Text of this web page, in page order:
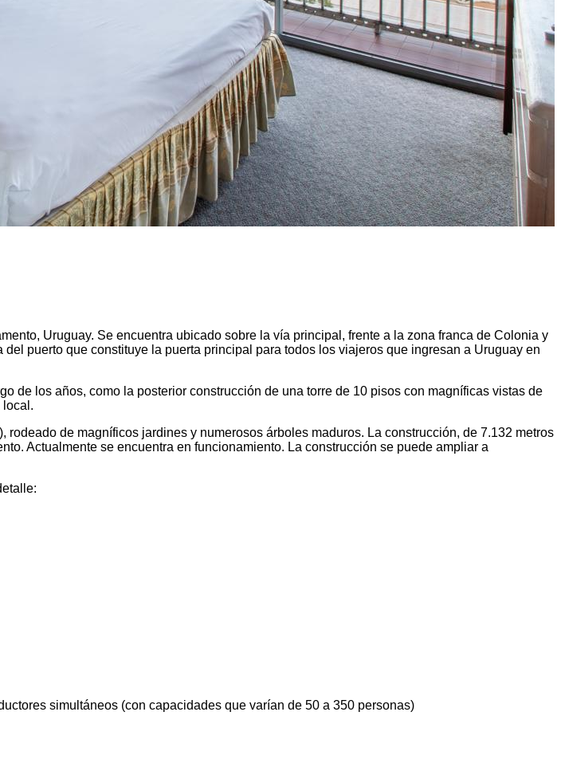
Uruguay. Se encuentra ubicado sobre la vía principal, frente a la zona franca de Colonia y
puerto que constituye la puerta principal para todos los viajeros que ingresan a Uruguay en
de los años, como la posterior construcción de una torre de 10 pisos con magníficas vistas de
local.
de magníficos jardines y numerosos árboles maduros. La construcción, de 7.132 metros
Actualmente se encuentra en funcionamiento. La construcción se puede ampliar a
simultáneos (con capacidades que varían de 50 a 350 personas)